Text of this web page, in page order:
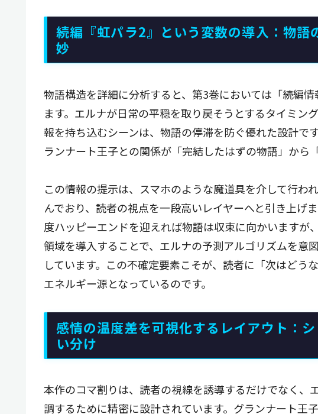
続編『虹パラ2』という変数の導入：物語
妙
物語構造を詳細に分析すると、第3巻においては「続編
ます。エルナが日常の平穏を取り戻そうとするタイミン
報を持ち込むシーンは、物語の停滞を防ぐ優れた設計で
ランナート王子との関係が「完結したはずの物語」から
この情報の提示は、スマホのような魔道具を介して行わ
んでおり、読者の視点を一段高いレイヤーへと引き上げ
度ハッピーエンドを迎えれば物語は収束に向かいますが
領域を導入することで、エルナの予測アルゴリズムを意
しています。この不確定要素こそが、読者に「次はどう
エネルギー源となっているのです。
感情の温度差を可視化するレイアウト：
い分け
本作のコマ割りは、読者の視線を誘導するだけでなく、
調するために精密に設計されています。グランナート王